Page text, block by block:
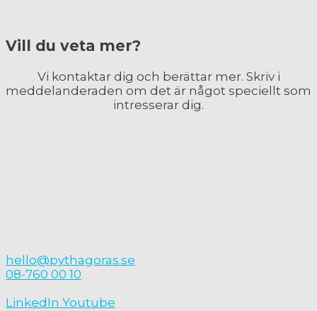
Vill du veta mer?
Vi kontaktar dig och berättar mer. Skriv i
meddelanderaden om det är något speciellt som
intresserar dig.
hello@pythagoras.se
08-760 00 10
LinkedIn Youtube